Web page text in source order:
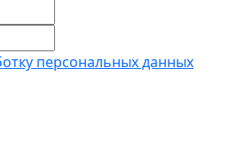
персональных данных